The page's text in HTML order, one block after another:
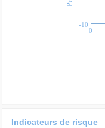
-10
0
Indicateurs de risque